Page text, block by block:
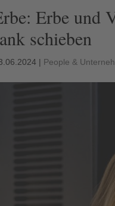
Erbe und
schieben
| People &